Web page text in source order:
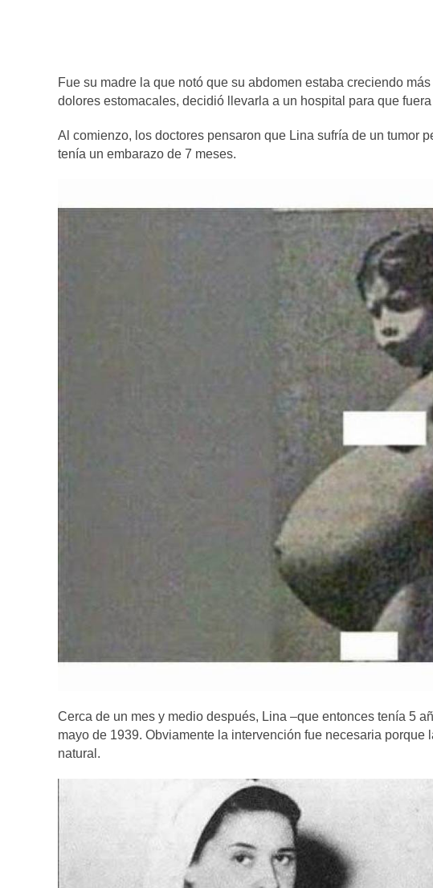
Fue su madre la que notó que su abdomen estaba creciendo
dolores estomacales, decidió llevarla a un hospital para que
Al comienzo, los doctores pensaron que Lina sufría de un tumor
tenía un embarazo de 7 meses.
Cerca de un mes y medio después, Lina –que entonces tenía 5
mayo de 1939. Obviamente la intervención fue necesaria
natural.